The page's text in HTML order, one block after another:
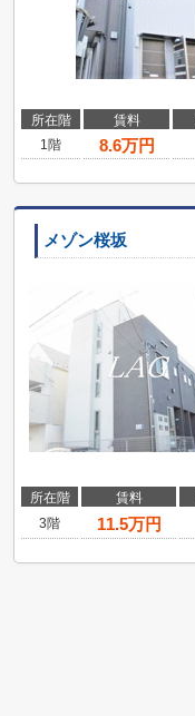
所在階 賃料
1階
8.6万円
メゾン桜坂
所在階 賃料
3階
11.5万円